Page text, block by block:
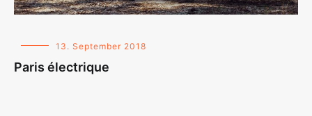
13. September 2018
Paris électrique